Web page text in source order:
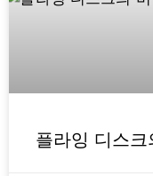
플라잉 디스크